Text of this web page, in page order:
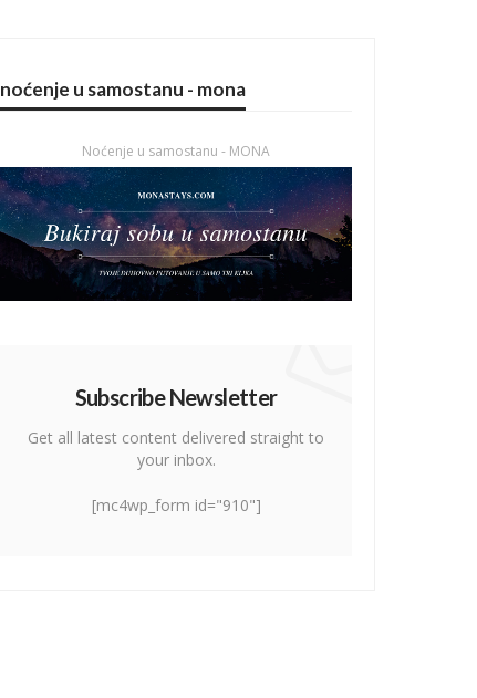
noćenje u samostanu - mona
Noćenje u samostanu - MONA
Subscribe Newsletter
Get all latest content delivered straight to
your inbox.
[mc4wp_form id="910"]